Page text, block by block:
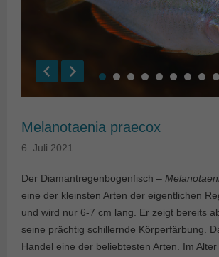
Melanotaenia praecox
6. Juli 2021
Der Diamantregenbogenfisch –
eine der kleinsten Arten der eigentlichen
und wird nur 6-7 cm lang. Er zeigt bereits
seine prächtig schillernde Körperfärbung.
Handel eine der beliebtesten Arten. Im